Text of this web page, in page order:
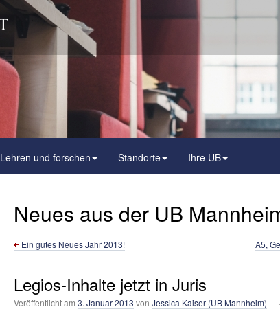
Lehren und forschen Standorte Ihre UB
Neues aus der UB
Ein gutes Neues Jahr 2013!
A5,
Legios-Inhalte jetzt in Juris
Veröffentlicht am 3. Januar 2013 von Jessica Kaiser (UB Mannheim)